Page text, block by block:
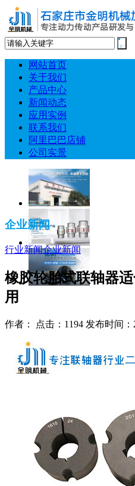
网站首页
关于我们
产品中心
新闻动态
应用实例
联系我们
阿里巴巴店铺
公司实景
企业新闻
行业新闻企业新闻
橡胶轮胎式联轴器
用
作者： 点击：1194 发布时间：